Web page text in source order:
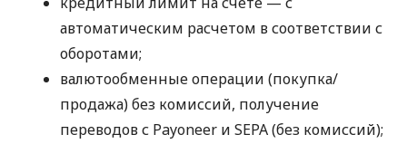
автоматическим расчетом в соответствии с
оборотами;
валютообменные операции (покупка/
продажа) без комиссий, получение
переводов с Payoneer и SEPA (без комиссий);